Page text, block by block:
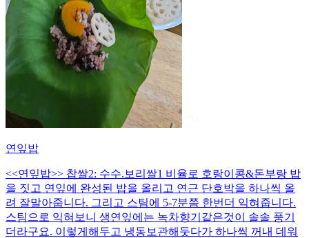
연잎밥
<<연잎밥>> 찹쌀2: 수수.보리쌀1 비율로 호랑이콩&돈부랑 밥
을 짓고 연잎에 완성된 밥을 올리고 연근 단호박을 하나씩 올
려 잘말아줍니다. 그리고 스팀에 5-7분쯤 한번더 익혀줍니다.
스팀으로 익혀보니 생연잎에는 녹차향기같은것이 솔솔 풍기
더라구요. 이렇게해두고 냉동보관해둣다가 하나씩 꺼내 데워